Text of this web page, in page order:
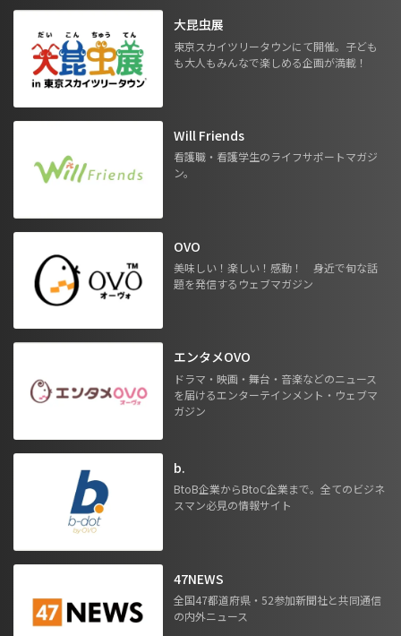
大昆虫展
東京スカイツリータウンにて開催。子ども
も大人もみんなで楽しめる企画が満載！
Will Friends
看護職・看護学生のライフサポートマガジ
ン。
OVO
美味しい！楽しい！感動！ 身近で旬な話
題を発信するウェブマガジン
エンタメOVO
ドラマ・映画・舞台・音楽などのニュース
を届けるエンターテインメント・ウェブマ
ガジン
b.
BtoB企業からBtoC企業まで。全てのビジネ
スマン必見の情報サイト
47NEWS
全国47都道府県・52参加新聞社と共同通信
の内外ニュース